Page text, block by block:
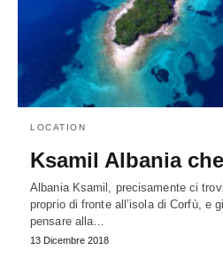
LOCATION
Ksamil Albania
Albania Ksamil, precisamente ci
proprio di fronte all’isola di Corfù, e
pensare alla…
13 Dicembre 2018